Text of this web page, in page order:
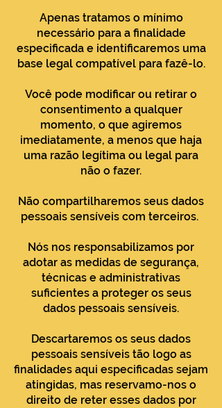
Apenas tratamos o mínimo
necessário para a finalidade
especificada e identificaremos uma
base legal compatível para fazê-lo.
Você pode modificar ou retirar o
consentimento a qualquer
momento, o que agiremos
imediatamente, a menos que haja
uma razão legítima ou legal para
não o fazer.
Não compartilharemos seus dados
pessoais sensíveis com terceiros.
Nós nos responsabilizamos por
adotar as medidas de segurança,
técnicas e administrativas
suficientes a proteger os seus
dados pessoais sensíveis.
Descartaremos os seus dados
pessoais sensíveis tão logo as
finalidades aqui especificadas sejam
atingidas, mas reservamo-nos o
direito de reter esses dados por